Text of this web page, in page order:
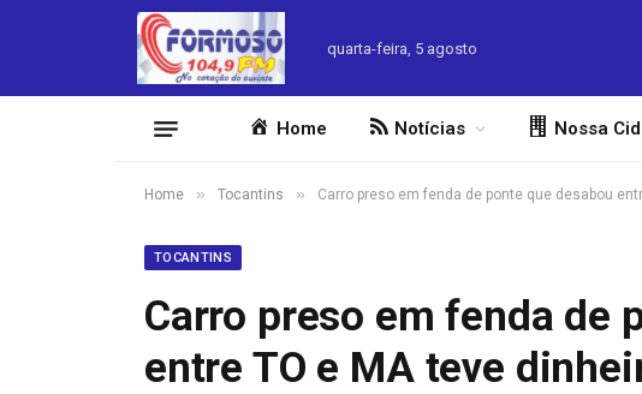
quarta-feira, 5 agosto
Home Notícias Nossa
Home » Tocantins » Carro preso em fenda de ponte que desabou
TOCANTINS
Carro preso em fenda de
entre TO e MA teve